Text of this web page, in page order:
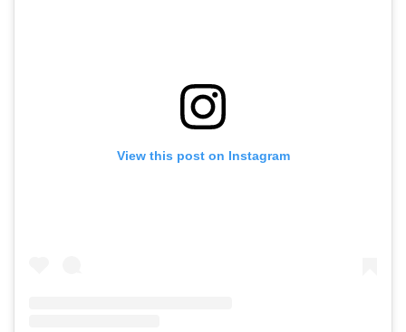
View this post on Instagram